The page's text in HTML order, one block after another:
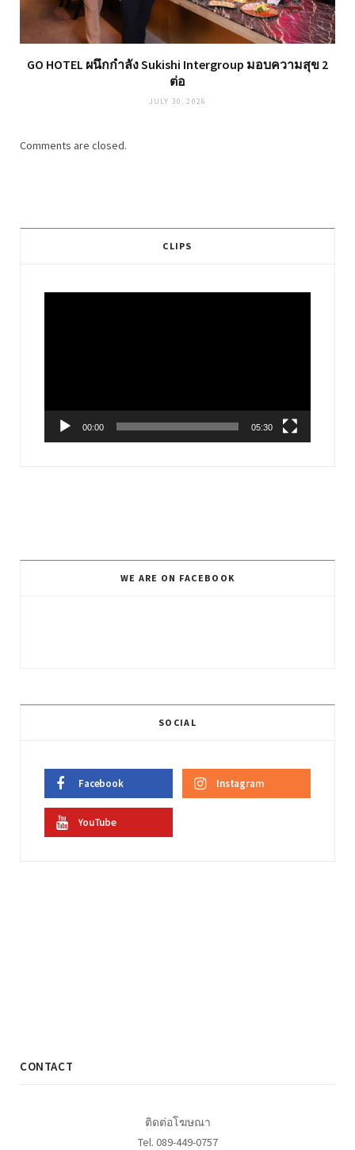
GO HOTEL ผนึกกำลัง Sukishi Intergroup มอบความสุข 2
ต่อ
JULY 30, 2026
Comments are closed.
CLIPS
00:00 05:30
WE ARE ON FACEBOOK
SOCIAL
Facebook Instagram
YouTube
CONTACT
ติดต่อโฆษณา
Tel. 089-449-0757